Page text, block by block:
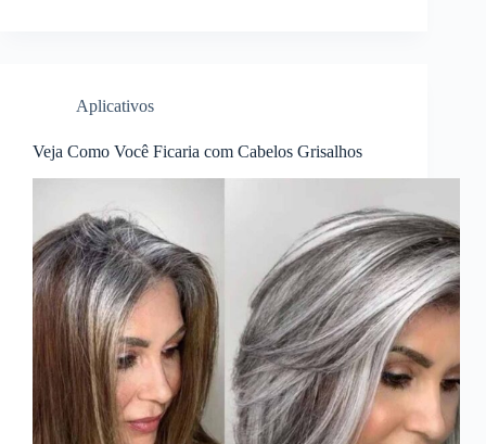
Aplicativos
Veja Como Você Ficaria com Cabelos Grisalhos